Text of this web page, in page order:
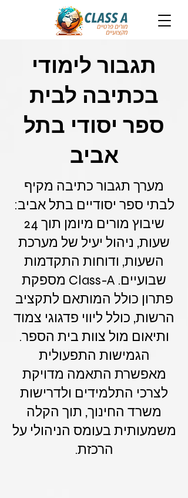
תגבור לימודי
בכתיבה לבית
ספר יסודי בתל
אביב
מערך תגבור כתיבה מקיף
לבתי ספר יסודיים בתל אביב:
שיבוץ מורים מיומן תוך 24
שעות, ניהול יעיל של מערכת
השעות, ודוחות התקדמות
שבועיים. Class-A מספקת
פתרון כולל המותאם לתקציב
הרשות, כולל ליווי פדגוגי צמוד
ותיאום מול צוות בית הספר.
הגמישות התפעולית
מאפשרת התאמה מדויקת
לצרכי התלמידים ולדרישות
משרד החינוך, תוך הקלה
משמעותית בעומס הניהולי על
הרכזת.